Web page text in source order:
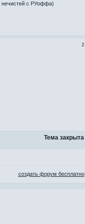
нечистей с РУоффа)
2
Тема закрыта
создать форум бесплатно